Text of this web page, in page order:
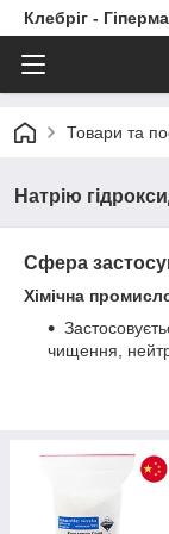
Клебріг -
Товари та
Натрію
Сфера
Хімічна
чищення,
хворобами
Розчин